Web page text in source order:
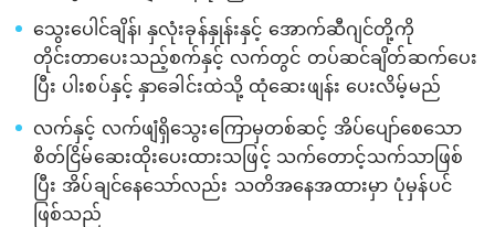
သွေးပေါင်ချိန်၊ နှလုံးခုန်နှုန်းနှင့် အောက်ဆီဂျင်တို့ကို
တိုင်းတာပေးသည့်စက်နှင့် လက်တွင် တပ်ဆင်ချိတ်ဆက်ပေး
ပြီး ပါးစပ်နှင့် နှာခေါင်းထဲသို့ ထုံဆေးဖျန်း ပေးလိမ့်မည်
လက်နှင့် လက်ဖျံရှိသွေးကြောမှတစ်ဆင့် အိပ်ပျော်စေသော
စိတ်ငြိမ်ဆေးထိုးပေးထားသဖြင့် သက်တောင့်သက်သာဖြစ်
ပြီး အိပ်ချင်နေသော်လည်း သတိအနေအထားမှာ ပုံမှန်ပင်
ဖြစ်သည်